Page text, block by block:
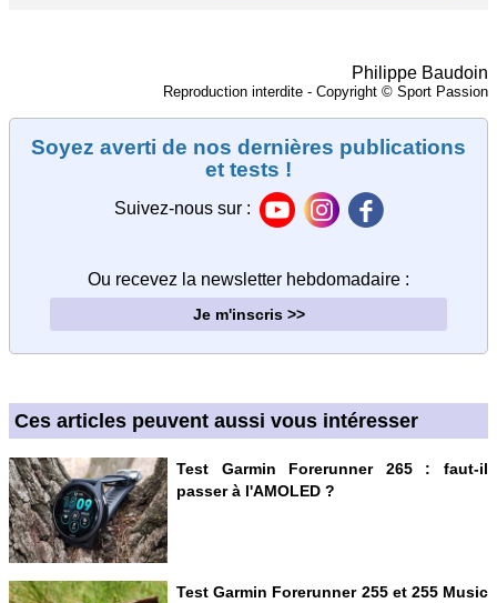
Philippe Baudoin
Reproduction interdite - Copyright © Sport Passion
Soyez averti de nos dernières publications
et tests !
Suivez-nous sur :
Ou recevez la newsletter hebdomadaire :
Je m'inscris >>
Ces articles peuvent aussi vous intéresser
Test Garmin Forerunner 265 : faut-il
passer à l'AMOLED ?
Test Garmin Forerunner 255 et 255 Music